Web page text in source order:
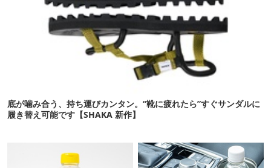
底が噛み合う、持ち運びカンタン。“靴に疲れたら”すぐサンダルに
履き替え可能です【SHAKA 新作】